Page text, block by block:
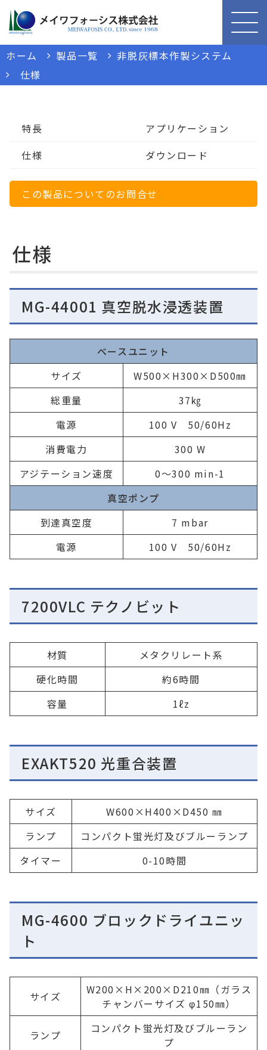
ホーム 製品一覧
非脱灰標本作製システム
仕様
特長
アプリケーション
仕様
ダウンロード
この製品についてのお問合せ
仕様
MG-44001 真空脱水浸透装置
ベースユニット
サイズ
W500×H300×D500㎜
総重量
37㎏
電源
100 V 50/60Hz
消費電力
300 W
アジテーション速度
0～300 min-1
真空ポンプ
到達真空度
7 mbar
電源
100 V 50/60Hz
7200VLC テクノビット
材質
メタクリレート系
硬化時間
約6時間
容量
1ℓz
EXAKT520 光重合装置
サイズ
W600×H400×D450 ㎜
ランプ
コンパクト蛍光灯及びブルーランプ
タイマー
0-10時間
MG-4600 ブロックドライユニッ
ト
サイズ
W200×H×200×D210㎜（ガラス
チャンバーサイズ φ150㎜）
ランプ
コンパクト蛍光灯及びブルーラン
プ